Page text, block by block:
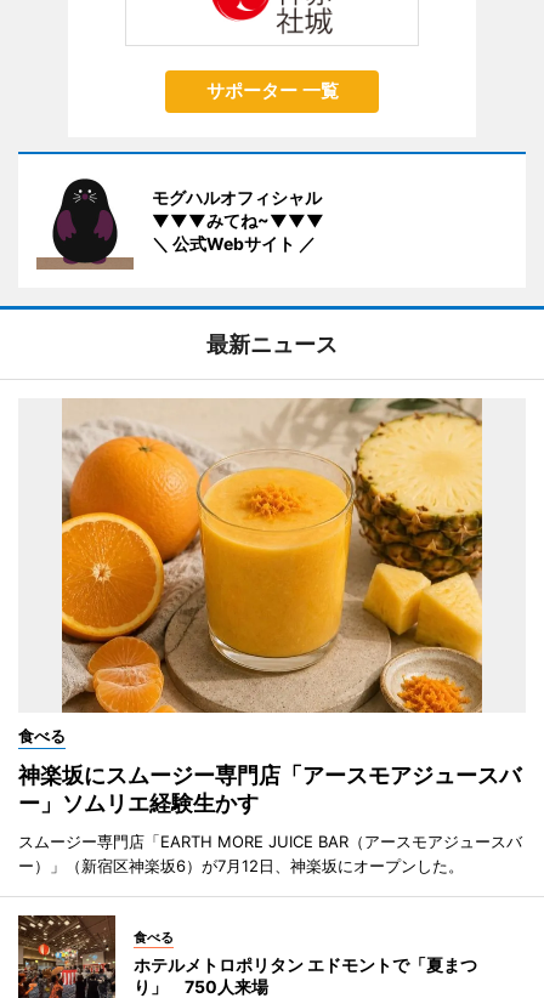
サポーター 一覧
モグハルオフィシャル
▼▼▼みてね~▼▼▼
＼ 公式Webサイト ／
最新ニュース
食べる
神楽坂にスムージー専門店「アースモアジュースバ
ー」ソムリエ経験生かす
スムージー専門店「EARTH MORE JUICE BAR（アースモアジュースバ
ー）」（新宿区神楽坂6）が7月12日、神楽坂にオープンした。
食べる
ホテルメトロポリタン エドモントで「夏まつ
り」 750人来場